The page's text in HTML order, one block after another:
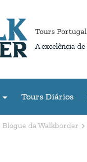
Tours Portugal
A excelência
Tours Diários
Blogue da Walkborder